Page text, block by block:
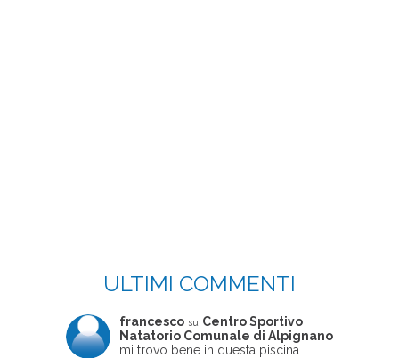
ULTIMI COMMENTI
francesco su Centro Sportivo
Natatorio Comunale di Alpignano
mi trovo bene in questa piscina